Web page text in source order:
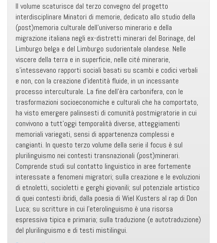
Il volume scaturisce dal terzo convegno del progetto
interdisciplinare Minatori di memorie, dedicato allo studio della
(post)memoria culturale dell’universo minerario e della
migrazione italiana negli ex-distretti minerari del Borinage, del
Limburgo belga e del Limburgo sudorientale olandese. Nelle
viscere della terra e in superficie, nelle cité minerarie,
s’intessevano rapporti sociali basati su scambi e codici verbali
e non, con la creazione d’identità fluide, in un incessante
processo interculturale. La fine dell’èra carbonifera, con le
trasformazioni socioeconomiche e culturali che ha comportato,
ha visto emergere palinsesti di comunità postmigratorie in cui
convivono a tutt’oggi temporalità diverse, atteggiamenti
memoriali variegati, sensi di appartenenza complessi e
cangianti. In questo terzo volume della serie il focus è sul
plurilinguismo nei contesti transnazionali (post)minerari.
Comprende studi sul contatto linguistico in aree fortemente
interessate a fenomeni migratori; sulla creazione e le evoluzioni
di etnoletti, socioletti e gerghi giovanili; sul potenziale artistico
di quei contesti ibridi, dalla poesia di Wiel Kusters al rap di Don
Luca; su scritture in cui l’eterolinguismo è una risorsa
espressiva tipica e primaria; sulla traduzione (e autotraduzione)
del plurilinguismo e di testi mistilingui.